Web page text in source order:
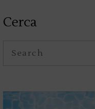
Cerca
for: